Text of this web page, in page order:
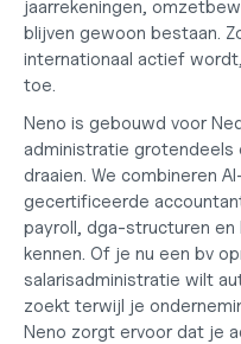
jaarrekeningen,
blijven gewoon bestaan.
internationaal actief
toe.
Neno is gebouwd voor
administratie grotendeels
draaien. We combineren
gecertificeerde
payroll, dga-structuren en
kennen. Of je nu een bv
salarisadministratie wilt
zoekt terwijl je
Neno zorgt ervoor dat je